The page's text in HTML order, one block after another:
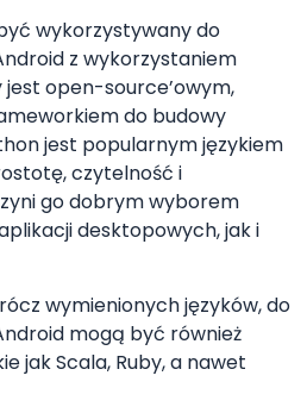
wykorzystywany do
z wykorzystaniem
open-source’owym,
do budowy
jest popularnym językiem
czytelność i
go dobrym wyborem
desktopowych, jak i
wymienionych języków, do
mogą być również
jak Scala, Ruby, a nawet